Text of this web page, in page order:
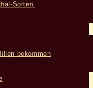
Sorten.
bekommen